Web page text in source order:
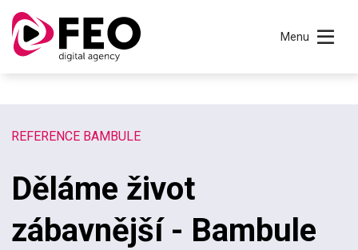
Menu
REFERENCE BAMBULE
Děláme život
zábavnější - Bambule